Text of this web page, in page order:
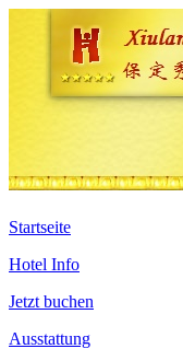
Startseite
Hotel Info
Jetzt buchen
Ausstattung